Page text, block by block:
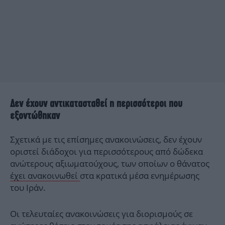
Δεν έχουν αντικατασταθεί η περισσότεροι που
εξοντώθηκαν
Σχετικά με τις επίσημες ανακοινώσεις, δεν έχουν
οριστεί διάδοχοι για περισσότερους από δώδεκα
ανώτερους αξιωματούχους, των οποίων ο θάνατος
έχει ανακοινωθεί στα κρατικά μέσα ενημέρωσης
του Ιράν.
Οι τελευταίες ανακοινώσεις για διορισμούς σε